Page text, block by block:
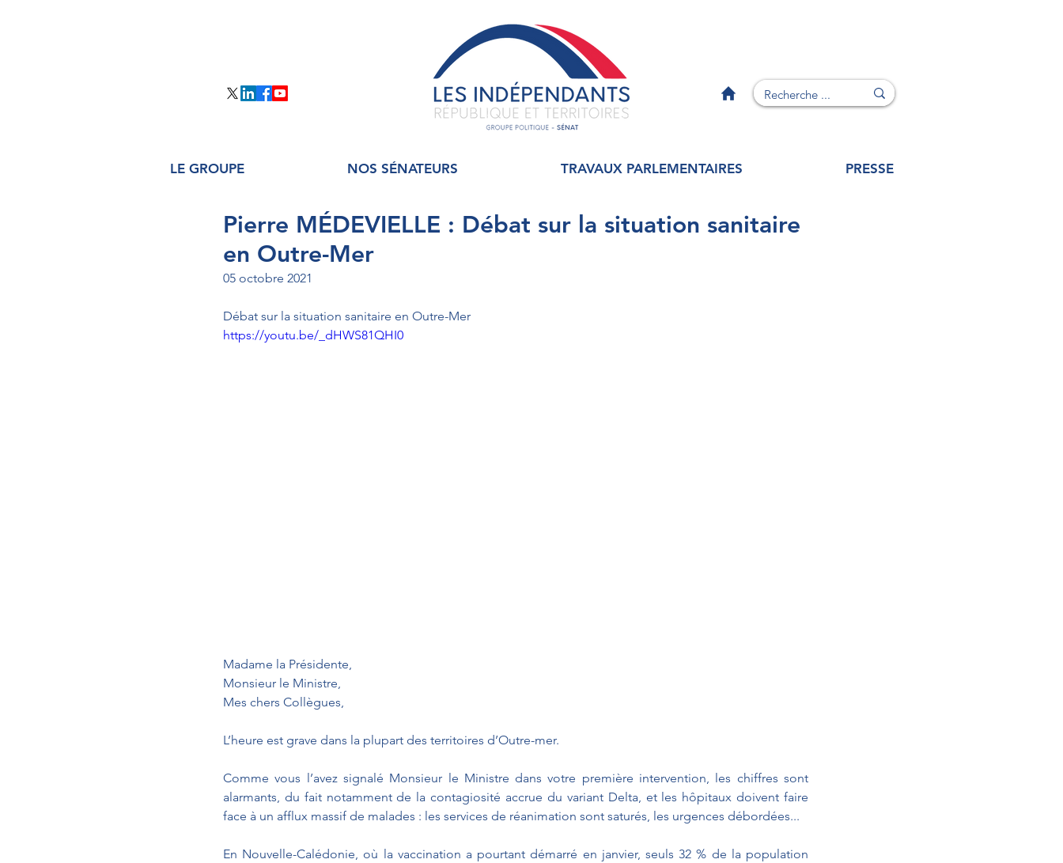
LE GROUPE NOS SÉNATEURS TRAVAUX PARLEMENTAIRES PRESSE
Pierre MÉDEVIELLE : Débat sur la situation sanitaire
en Outre-Mer
05 octobre 2021
Débat sur la situation sanitaire en Outre-Mer
https://youtu.be/_dHWS81QHI0
Madame la Présidente,
Monsieur le Ministre,
Mes chers Collègues,
L’heure est grave dans la plupart des territoires d’Outre-mer.
Comme vous l’avez signalé Monsieur le Ministre dans votre première intervention, les chiffres sont
alarmants, du fait notamment de la contagiosité accrue du variant Delta, et les hôpitaux doivent faire
face à un afflux massif de malades : les services de réanimation sont saturés, les urgences débordées...
En Nouvelle-Calédonie, où la vaccination a pourtant démarré en janvier, seuls 32 % de la population